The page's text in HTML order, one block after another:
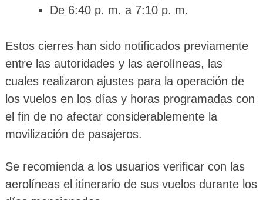
De 6:40 p. m. a 7:10 p. m.
Estos cierres han sido notificados previamente
entre las autoridades y las aerolíneas, las
cuales realizaron ajustes para la operación de
los vuelos en los días y horas programadas con
el fin de no afectar considerablemente la
movilización de pasajeros.
Se recomienda a los usuarios verificar con las
aerolíneas el itinerario de sus vuelos durante los